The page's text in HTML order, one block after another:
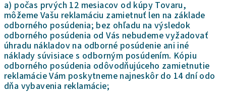
a) počas prvých 12 mesiacov od kúpy Tovaru,
môžeme Vašu reklamáciu zamietnuť len na základe
odborného posúdenia; bez ohľadu na výsledok
odborného posúdenia od Vás nebudeme vyžadovať
úhradu nákladov na odborné posúdenie ani iné
náklady súvisiace s odborným posúdením. Kópiu
odborného posúdenia odôvodňujúceho zamietnutie
reklamácie Vám poskytneme najneskôr do 14 dní odo
dňa vybavenia reklamácie;